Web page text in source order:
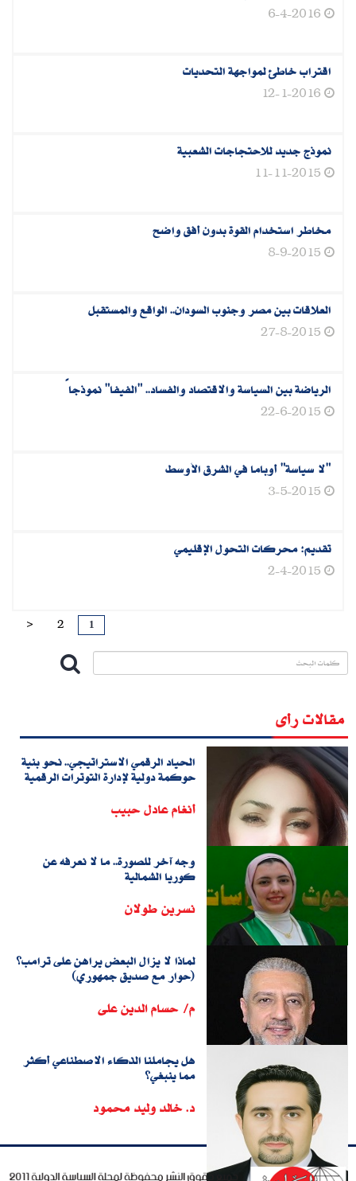
6-4-2016
اقتراب خاطئ لمواجهة التحديات
12-1-2016
نموذج جديد للاحتجاجات الشعبية
11-11-2015
مخاطر استخدام القوة بدون أفق واضح
8-9-2015
العلاقات بين مصر وجنوب السودان.. الواقع والمستقبل
27-8-2015
الرياضة بين السياسة والاقتصاد والفساد.. "الفيفا" نموذجاً
22-6-2015
"لا سياسة" أوباما في الشرق الأوسط
3-5-2015
تقديم: محركات التحول الإقليمي
2-4-2015
> 2 1
مقالات رأى
الحياد الرقمي الاستراتيجي.. نحو بنية
حوكمة دولية لإدارة التوترات الرقمية
أنغام عادل حبيب
وجه آخر للصورة.. ما لا نعرفه عن
كوريا الشمالية
نسرين طولان
لماذا لا يزال البعض يراهن على ترامب؟
(حوار مع صديق جمهوري)
م/ حسام الدين على
هل يجاملنا الذكاء الاصطناعي أكثر
مما ينبغي؟
د. خالد وليد محمود